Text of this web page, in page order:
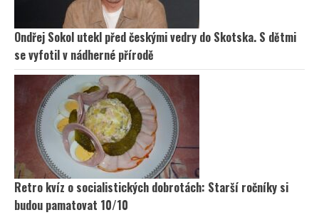
Ondřej Sokol utekl před českými vedry do Skotska. S dětmi
se vyfotil v nádherné přírodě
Retro kvíz o socialistických dobrotách: Starší ročníky si
budou pamatovat 10/10